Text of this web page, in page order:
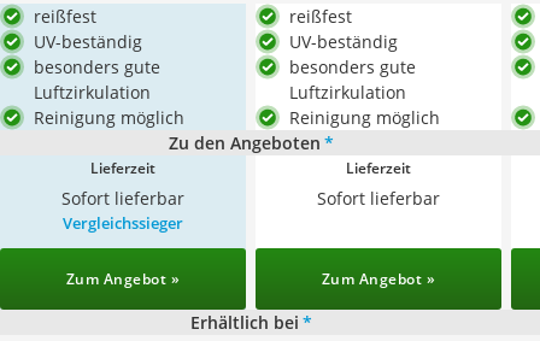
reißfest
UV-beständig
besonders gute
Luftzirkulation
Reinigung möglich
reißfest
UV-beständig
besonders gute
Luftzirkulation
Reinigung möglich
Zu den Angeboten *
Lieferzeit
Sofort lieferbar
Lieferzeit
Sofort lieferbar
Vergleichssieger
Zum Angebot » Zum Angebot »
Erhältlich bei *